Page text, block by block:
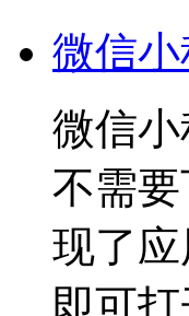
微信
微信
不需
现了
即可打